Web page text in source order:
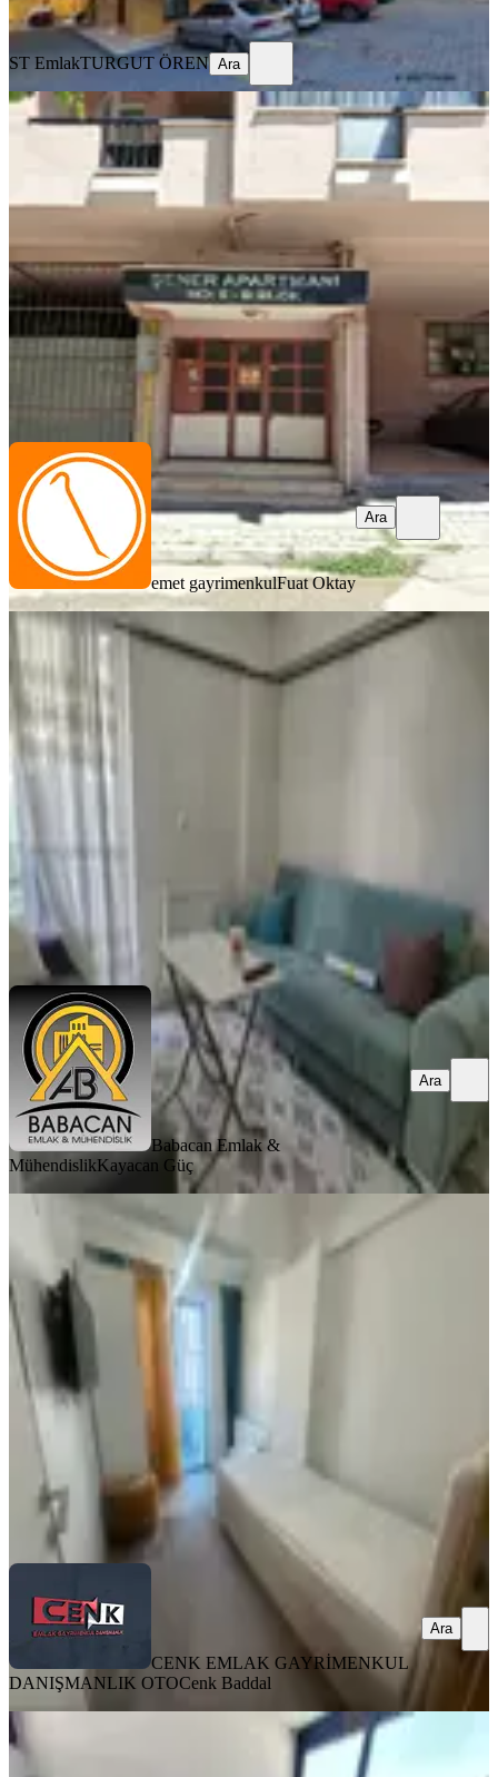
Ara
ST EmlakTURGUT ÖREN Ara
BALKONLU
Çarşı Merkezde Davraz Yaşam
Hastanesi Yakını Kiralık 2+1, 99m2
Merkez, Pirimehmet Mahallesi
2+1·99 m² · 5. Kat
20.000 ₺
emet gayrimenkul Fuat Oktay
emet gayrimenkulFuat Oktay
Ara
EŞYALI
Anadolu Mahallesi'nde Lüks 1+1
Kiralık Apartısparta Merkez Anadolu
Mahallesi'nde,
Babacan Emlak & Mühendislik Kayacan Güç
Ara
Babacan Emlak &
MühendislikKayacan Güç
Ara
Çelebiler Mahallesi Çarşı Merkez
Kiralık 2+1 Arakat Apart
Merkez, Çelebiler Mahallesi
CENK EMLAK GAYRİMENKUL DANIŞMANLIK OTO
Cenk
Baddal
CENK EMLAK GAYRİMENKUL
DANIŞMANLIK OTOCenk Baddal
Ara
SIFIR BİNA
Yedişehitler Mahallesi Kiralık Çatı